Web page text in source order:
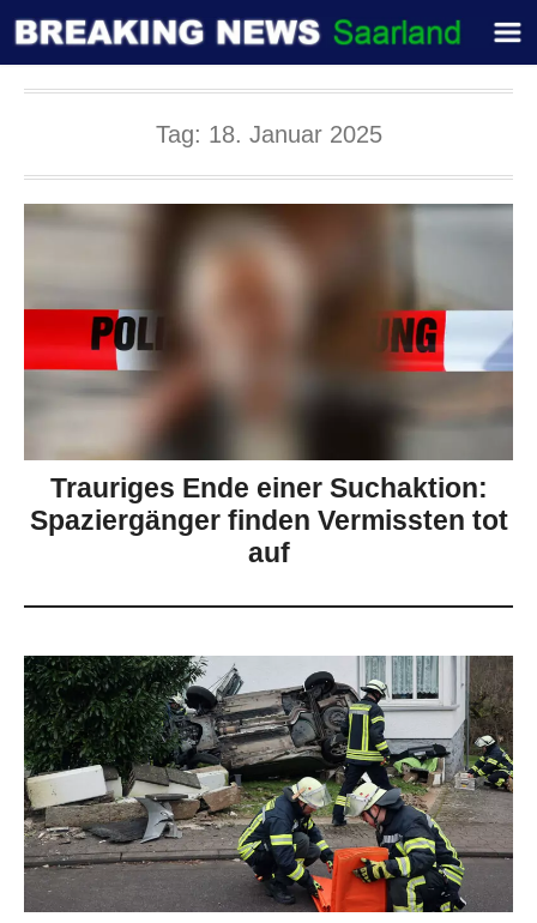
Tag: 18. Januar 2025
Trauriges Ende einer Suchaktion:
Spaziergänger finden Vermissten tot
auf